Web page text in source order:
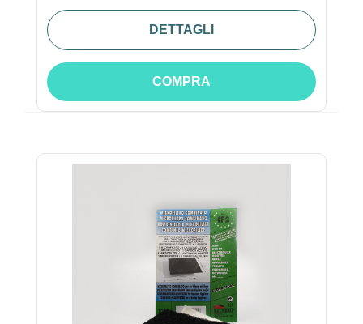
DETTAGLI
COMPRA